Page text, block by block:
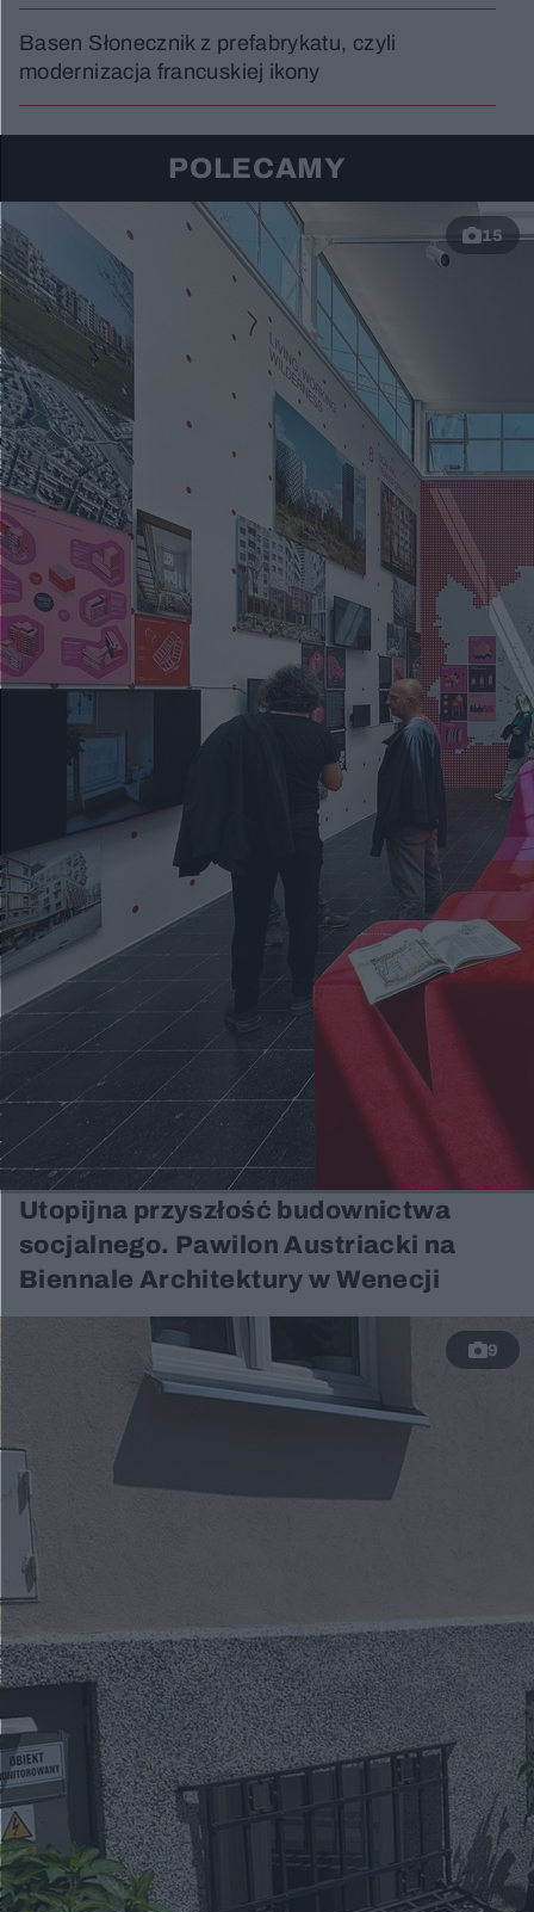
Basen Słonecznik z prefabrykatu, czyli
modernizacja francuskiej ikony
POLECAMY
15
Utopijna przyszłość budownictwa
socjalnego. Pawilon Austriacki na
Biennale Architektury w Wenecji
9